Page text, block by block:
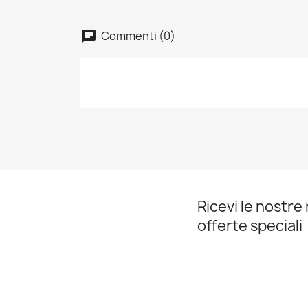
chat Commenti (0)
Ricevi le nostre
offerte speciali